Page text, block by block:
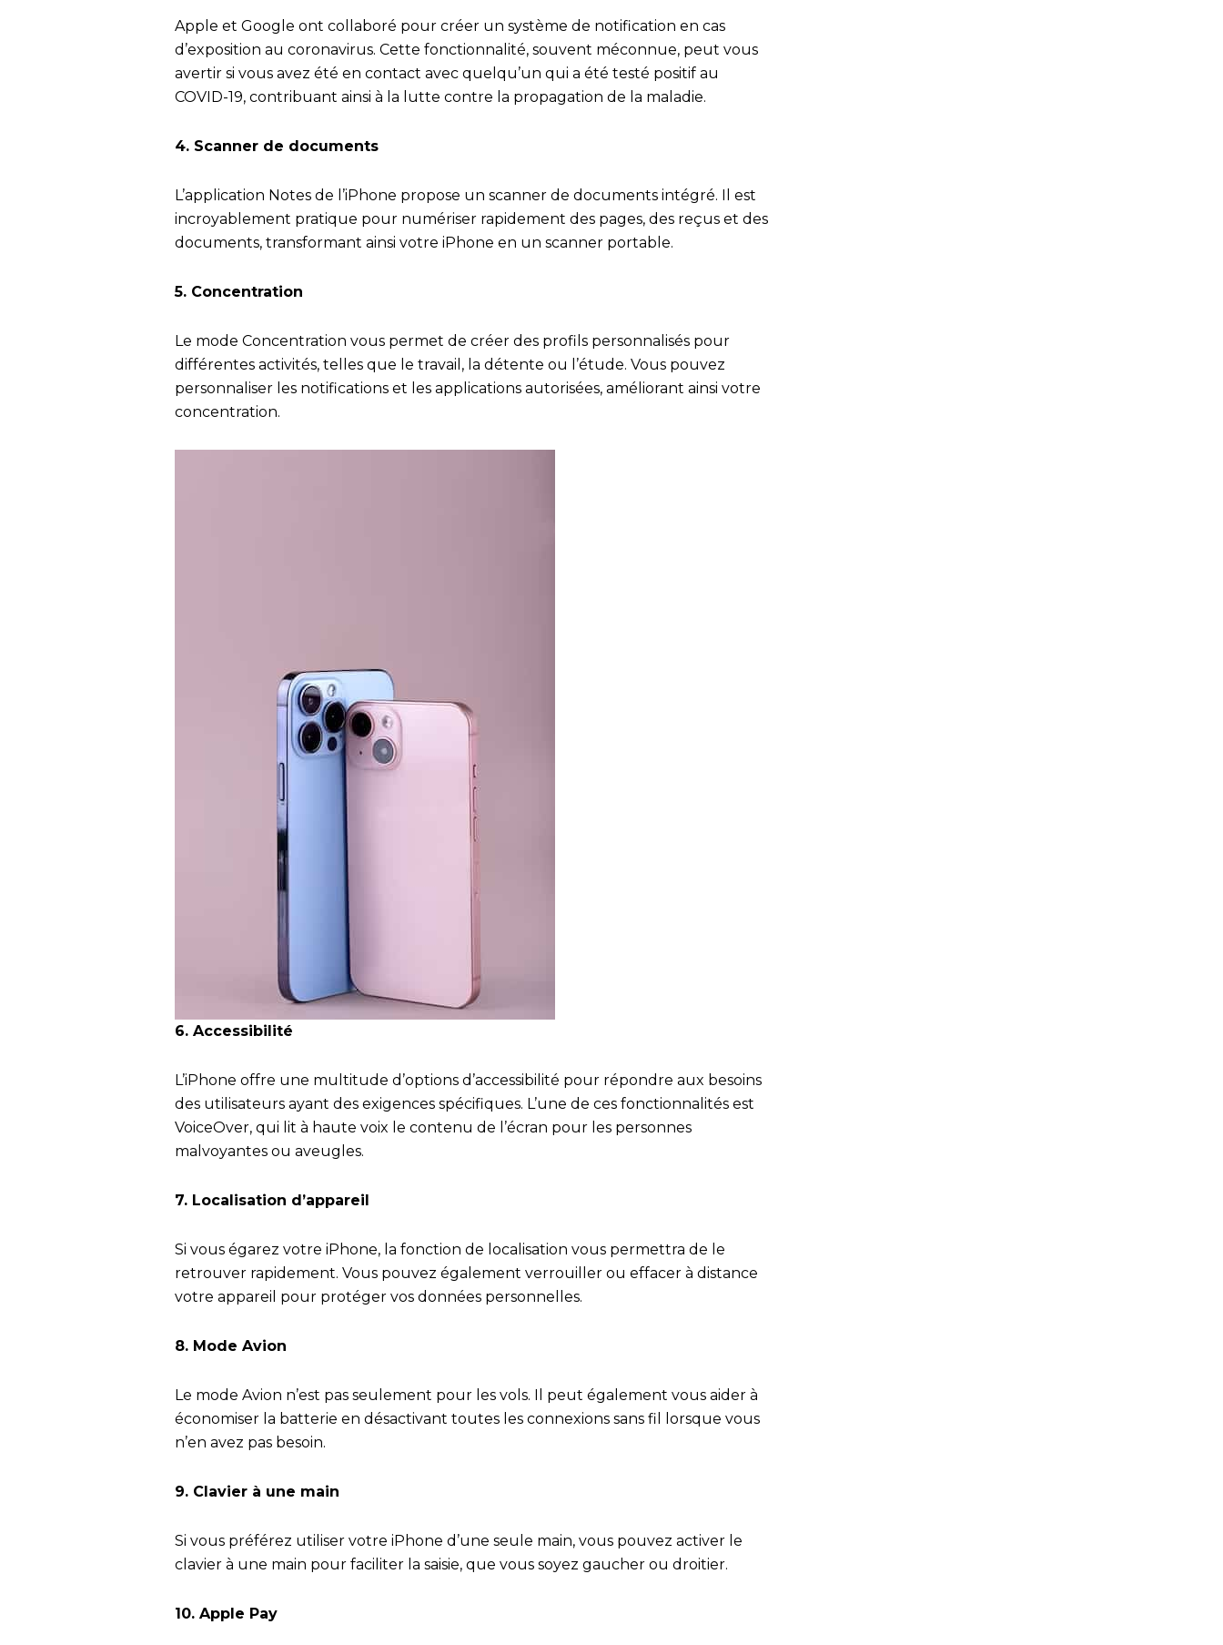
Apple et Google ont collaboré pour créer un système de notification en cas
d’exposition au coronavirus. Cette fonctionnalité, souvent méconnue, peut vous
avertir si vous avez été en contact avec quelqu’un qui a été testé positif au
COVID-19, contribuant ainsi à la lutte contre la propagation de la maladie.
4. Scanner de documents
L’application Notes de l’iPhone propose un scanner de documents intégré. Il est
incroyablement pratique pour numériser rapidement des pages, des reçus et des
documents, transformant ainsi votre iPhone en un scanner portable.
5. Concentration
Le mode Concentration vous permet de créer des profils personnalisés pour
différentes activités, telles que le travail, la détente ou l’étude. Vous pouvez
personnaliser les notifications et les applications autorisées, améliorant ainsi votre
concentration.
6. Accessibilité
L’iPhone offre une multitude d’options d’accessibilité pour répondre aux besoins
des utilisateurs ayant des exigences spécifiques. L’une de ces fonctionnalités est
VoiceOver, qui lit à haute voix le contenu de l’écran pour les personnes
malvoyantes ou aveugles.
7. Localisation d’appareil
Si vous égarez votre iPhone, la fonction de localisation vous permettra de le
retrouver rapidement. Vous pouvez également verrouiller ou effacer à distance
votre appareil pour protéger vos données personnelles.
8. Mode Avion
Le mode Avion n’est pas seulement pour les vols. Il peut également vous aider à
économiser la batterie en désactivant toutes les connexions sans fil lorsque vous
n’en avez pas besoin.
9. Clavier à une main
Si vous préférez utiliser votre iPhone d’une seule main, vous pouvez activer le
clavier à une main pour faciliter la saisie, que vous soyez gaucher ou droitier.
10. Apple Pay